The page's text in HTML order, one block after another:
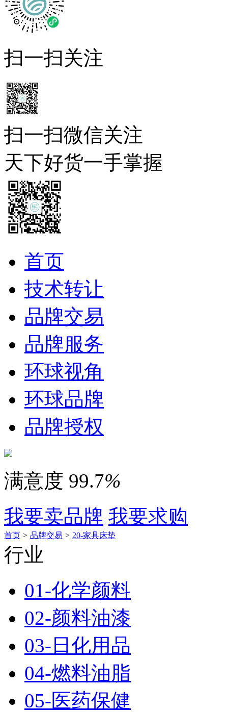
扫一扫关注
扫一扫微信关注
天下好货一手掌握
首页
技术转让
品牌交易
品牌服务
环球视角
环球品牌
品牌授权
满意度 99.7%
我要卖品牌 我要求购
首页 > 品牌交易 > 20-家具床垫
行业
01-化学颜料
02-颜料油漆
03-日化用品
04-燃料油脂
05-医药保健